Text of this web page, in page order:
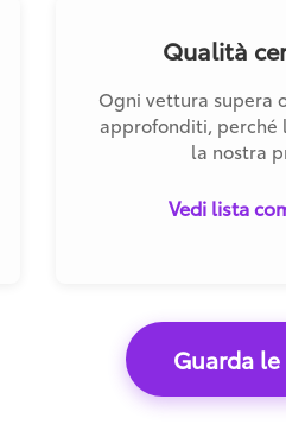
Qualità
Ogni vettura supera
approfonditi, perché
la nostra
Vedi lista
Guarda